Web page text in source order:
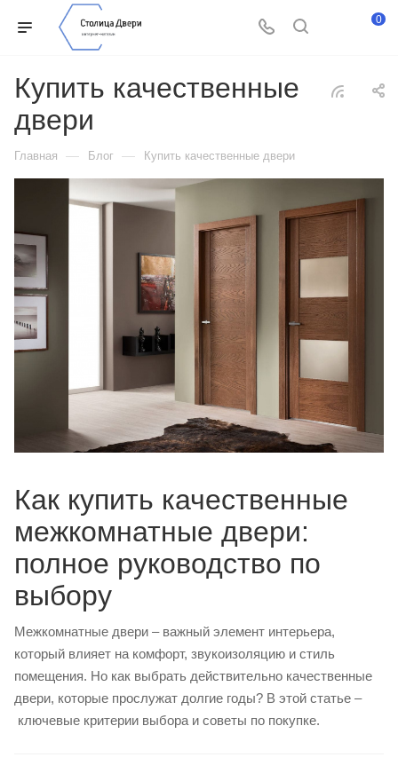
0
Купить качественные
двери
Главная — Блог — Купить качественные двери
Как купить качественные
межкомнатные двери:
полное руководство по
выбору
Межкомнатные двери – важный элемент интерьера,
который влияет на комфорт, звукоизоляцию и стиль
помещения. Но как выбрать действительно качественные
двери, которые прослужат долгие годы? В этой статье –
ключевые критерии выбора и советы по покупке.